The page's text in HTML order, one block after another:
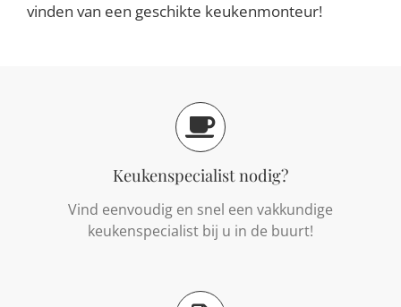
vinden van een geschikte keukenmonteur!
Keukenspecialist nodig?
Vind eenvoudig en snel een vakkundige
keukenspecialist bij u in de buurt!